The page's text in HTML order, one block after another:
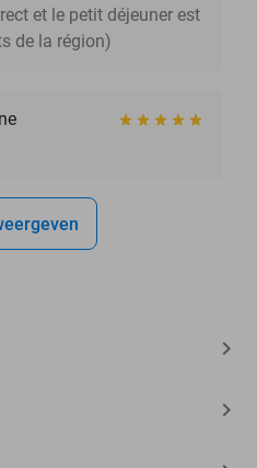
et le petit déjeuner est
de la région)